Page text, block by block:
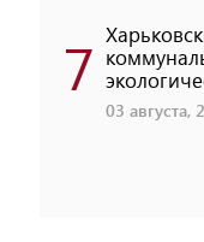
7
03 августа,